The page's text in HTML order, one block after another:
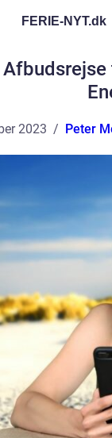
FERIE-NYT.dk
Afbudsrejse
2023 Peter